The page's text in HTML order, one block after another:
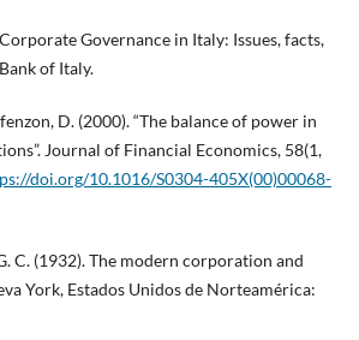
Governance in Italy: Issues, facts,
of Italy.
D. (2000). “The balance of power in
Journal of Financial Economics, 58(1,
doi.org/10.1016/S0304-405X(00)00068-
C. (1932). The modern corporation and
York, Estados Unidos de Norteamérica: